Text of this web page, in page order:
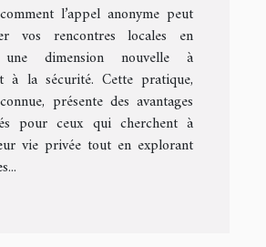
l’appel anonyme peut
vos rencontres locales en
dimension nouvelle à
à la sécurité. Cette pratique,
présente des avantages
pour ceux qui cherchent à
vie privée tout en explorant